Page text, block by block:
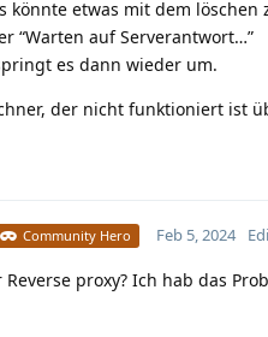
könnte etwas mit dem
“Warten auf Serverantwort…”
es dann wieder um.
der nicht funktioniert ist
Community Hero Feb 5, 2024
proxy? Ich hab das